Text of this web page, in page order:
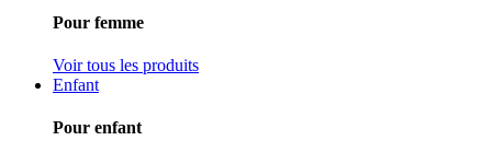
Pour femme
Voir tous les produits
Enfant
Pour enfant